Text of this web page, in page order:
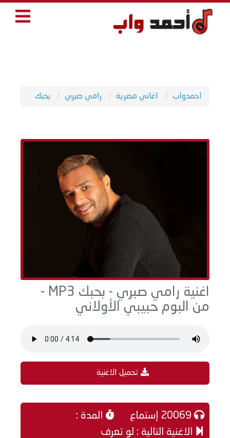
احمدواب اغاني مصرية رامي صبري بحبك
اغنية رامي صبري - بحبك MP3 -
من البوم حبيبي الأولاني
تحميل الاغنية
المدة :
الاغنية التالية : لو تعرف